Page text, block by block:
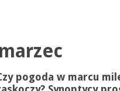
pogoda w marcu